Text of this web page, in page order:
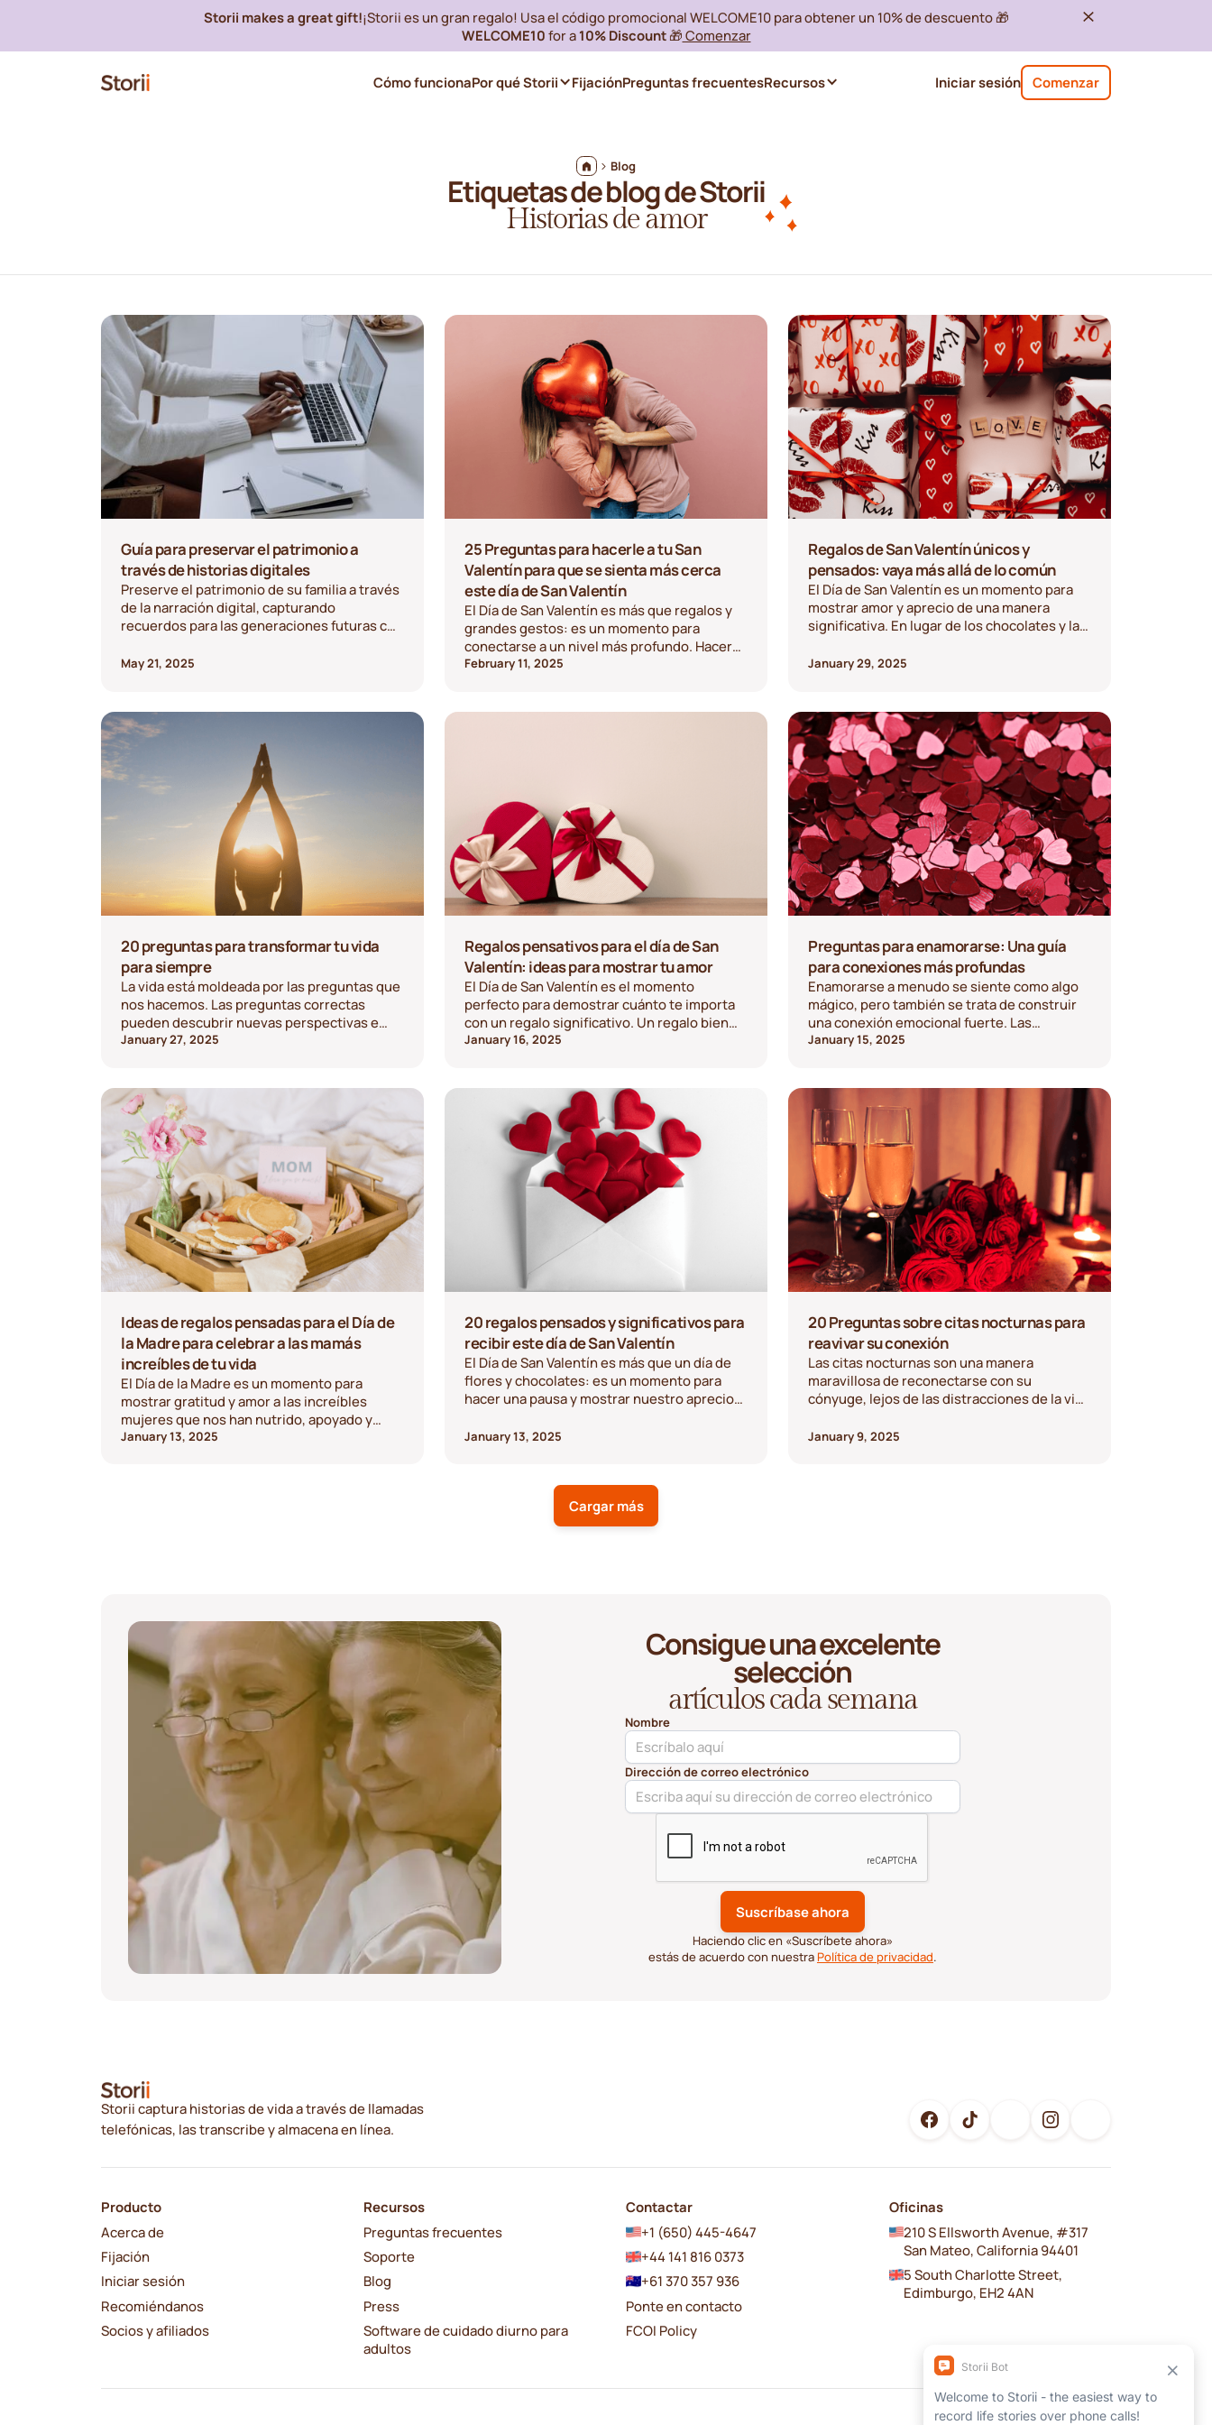
Storii makes a great gift!¡Storii es un gran regalo! Usa el código promocional WELCOME10 para obtener un 10% de descuento 🎁
WELCOME10 for a10% Discount🎁 Comenzar
Iniciar sesión Comenzar
Cómo funcionaPor qué Storii FijaciónPreguntas frecuentesRecursos
Blog
Etiquetas de blog de Storii
Historias de amor
Guía para preservar el patrimonio a
través de historias digitales
Preserve el patrimonio de su familia a través
de la narración digital, capturando
recuerdos para las generaciones futuras con
pensadas.
May 21, 2025
25 Preguntas para hacerle a tu San
Valentín para que se sienta más cerca
este día de San Valentín
El Día de San Valentín es más que regalos y
grandes gestos: es un momento para
conectarse a un nivel más profundo. Hacer
preguntas bien pensadas puede ayudarlos a
February 11, 2025
Regalos de San Valentín únicos y
pensados: vaya más allá de lo común
El Día de San Valentín es un momento para
mostrar amor y aprecio de una manera
significativa. En lugar de los chocolates y las
únicos y bien pensados que crean recuerdos
January 29, 2025
20 preguntas para transformar tu vida
para siempre
La vida está moldeada por las preguntas que
nos hacemos. Las preguntas correctas
pueden descubrir nuevas perspectivas e
inspirar un cambio significativo. Estas 20
January 27, 2025
Regalos pensativos para el día de San
Valentín: ideas para mostrar tu amor
El Día de San Valentín es el momento
perfecto para demostrar cuánto te importa
con un regalo significativo. Un regalo bien
pensado no tiene por qué ser caro; solo
familiar, esta guía lo ayudará a encontrar el
regalo perfecto para el Día de San Valentín.
January 16, 2025
Preguntas para enamorarse: Una guía
para conexiones más profundas
Enamorarse a menudo se siente como algo
mágico, pero también se trata de construir
una conexión emocional fuerte. Las
preguntas reflexivas pueden fomentar la
January 15, 2025
Ideas de regalos pensadas para el Día de
la Madre para celebrar a las mamás
increíbles de tu vida
El Día de la Madre es un momento para
mostrar gratitud y amor a las increíbles
mujeres que nos han nutrido, apoyado y
moldeado. Las mamás desempeñan
January 13, 2025
20 regalos pensados y significativos para
recibir este día de San Valentín
El Día de San Valentín es más que un día de
flores y chocolates: es un momento para
hacer una pausa y mostrar nuestro aprecio
que a menudo se siente pesado, estos
necesitamos. Este año, ¿por qué no ir más
allá de lo tradicional y optar por regalos bien
pensados y significativos que realmente
January 13, 2025
20 Preguntas sobre citas nocturnas para
reavivar su conexión
Las citas nocturnas son una manera
maravillosa de reconectarse con su
cónyuge, lejos de las distracciones de la vida
romántica o una noche acogedora en casa,
January 9, 2025
Cargar más
Consigue una excelente
selección
artículos cada semana
Nombre
Dirección de correo electrónico
Haciendo clic en «Suscríbete ahora»
estás de acuerdo con nuestra Política de privacidad.
Storii captura historias de vida a través de llamadas
telefónicas, las transcribe y almacena en línea.
Producto
Acerca de
Fijación
Iniciar sesión
Recomiéndanos
Socios y afiliados
Recursos
Preguntas frecuentes
Soporte
Blog
Press
Software de cuidado diurno para
adultos
Contactar
+1 (650) 445-4647
+44 141 816 0373
+61 370 357 936
Ponte en contacto
FCOI Policy
Oficinas
210 S Ellsworth Avenue, #317
San Mateo, California 94401
5 South Charlotte Street,
Edimburgo, EH2 4AN